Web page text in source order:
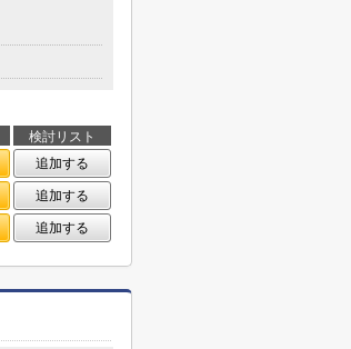
検討リスト
追加する
追加する
追加する